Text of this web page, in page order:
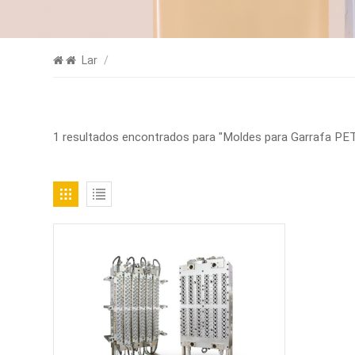
Lar /
1 resultados encontrados para "Moldes para Garrafa